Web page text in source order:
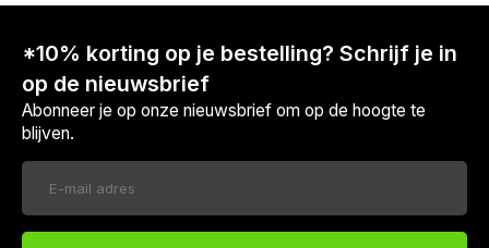
*10% korting op je bestelling? Schrijf je in
op de nieuwsbrief
Abonneer je op onze nieuwsbrief om op de hoogte te
blijven.